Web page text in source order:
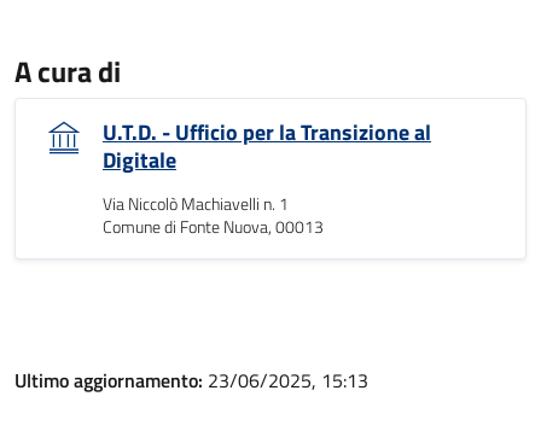
A cura di
U.T.D. - Ufficio per la Transizione al
Digitale
Via Niccolò Machiavelli n. 1
Comune di Fonte Nuova, 00013
Ultimo aggiornamento: 23/06/2025, 15:13